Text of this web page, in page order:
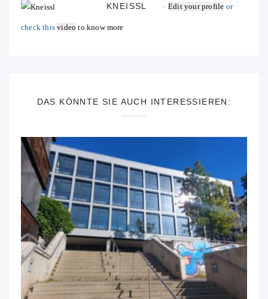
KNEISSL Edit your profile or
check thisvideo to know more
DAS KÖNNTE SIE AUCH INTERESSIEREN: